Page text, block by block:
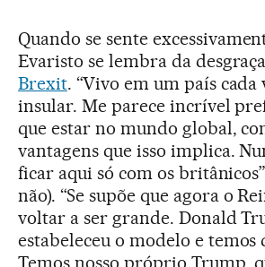
Quando se sente
Evaristo se lembra da
Brexit. “Vivo em um país cada
insular. Me parece incrível
que estar no mundo global,
vantagens que isso implica.
ficar aqui só com os
não). “Se supõe que agora o
voltar a ser grande. Donald
estabeleceu o modelo e temos